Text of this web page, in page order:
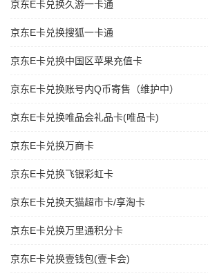
京东E卡兑换久游一卡通
京东E卡兑换搜狐一卡通
京东E卡兑换中国区苹果充值卡
京东E卡兑换账号内Q币寄售（维护中）
京东E卡兑换唯品会礼品卡(唯品卡)
京东E卡兑换万商卡
京东E卡兑换飞银彩虹卡
京东E卡兑换天猫超市卡/享淘卡
京东E卡兑换万里通积分卡
京东E卡兑换壹钱包(壹卡会)